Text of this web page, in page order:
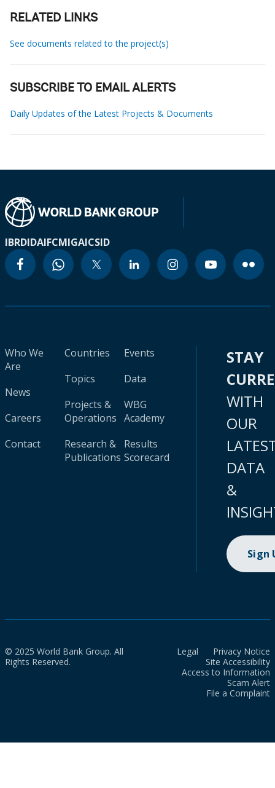
RELATED LINKS
See documents related to the project(s)
SUBSCRIBE TO EMAIL ALERTS
Daily Updates of the Latest Projects & Documents
IBRDIDAIFCMIGAICSID
Who We
Are
News
Careers
Contact
Countries
Topics
Projects &
Operations
Research &
Publications
Events
Data
WBG
Academy
Results
Scorecard
STAY
WITH
OUR
DATA
&
Sign
© 2025 World Bank Group. All
Rights Reserved.
Legal
Privacy Notice
Site Accessibility
Access to Information
Scam Alert
File a Complaint